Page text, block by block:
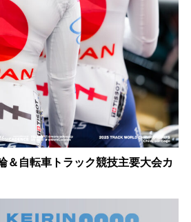
＆自転車トラック競技主要大会カ